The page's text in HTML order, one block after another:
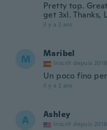
Pretty top.
get 3xl. Thanks,
il y a 2 ans
M Maribel
Inscrit depuis 2018
Un poco fino
il y a 2 ans
A Ashley
Inscrit depuis 2018